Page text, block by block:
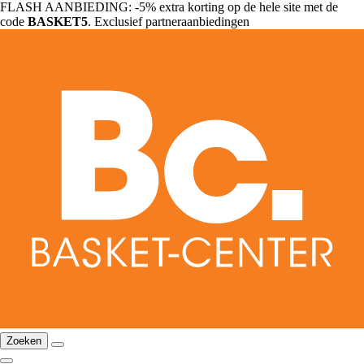
FLASH AANBIEDING: -5% extra korting op de hele site met de
code BASKET5. Exclusief partneraanbiedingen
Zoeken